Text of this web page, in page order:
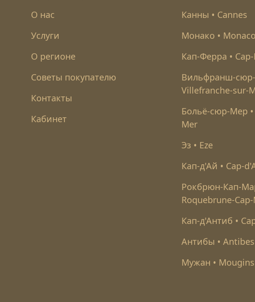
О нас
Услуги
О регионе
Советы покупателю
Контакты
Кабинет
Канны • Cannes
Монако • Monaco
Кап-Ферра •
Вильфранш-
Villefranche-sur-
Больё-сюр-Мер
Mer
Эз • Eze
Кап-д'Ай • Cap-
Рокбрюн-Кап-
Roquebrune-
Кап-д'Антиб •
Антибы • Antibes
Мужан • Mougins